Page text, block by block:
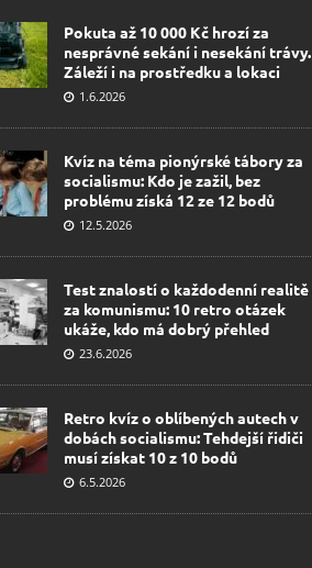
Pokuta až 10 000 Kč hrozí za
nesprávné sekání i nesekání trávy.
Záleží i na prostředku a lokaci
1.6.2026
Kvíz na téma pionýrské tábory za
socialismu: Kdo je zažil, bez
problému získá 12 ze 12 bodů
12.5.2026
Test znalostí o každodenní realitě
za komunismu: 10 retro otázek
ukáže, kdo má dobrý přehled
23.6.2026
Retro kvíz o oblíbených autech v
dobách socialismu: Tehdejší řidiči
musí získat 10 z 10 bodů
6.5.2026